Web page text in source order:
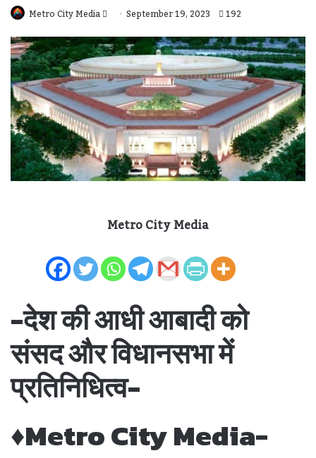
Metro City Media
Send
Email
September 19, 2023 192
Metro City Media
-देश की आधी आबादी को
संसद और विधानसभा में
प्रतिनिधित्व-
♦Metro City Media-